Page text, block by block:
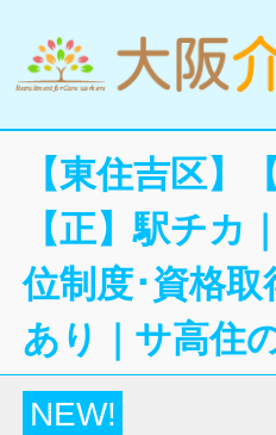
【東住吉区】
【正】駅チカ
位制度･資格
あり｜サ高住
NEW!